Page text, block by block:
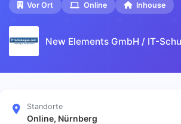
Vor Ort Online Inhouse
New Elements GmbH / IT-
Standorte
Online, Nürnberg